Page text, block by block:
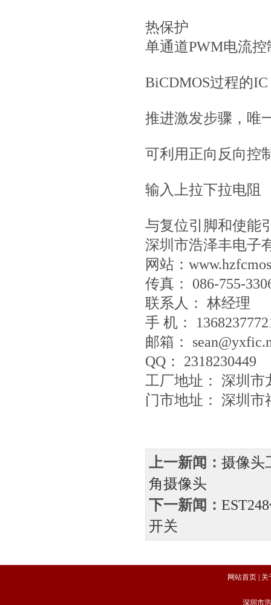
热保护
单通道PWM电流
BiCDMOS过程的IC
推进激发步骤，唯
可利用正向反向控
输入上拉下拉电阻
与复位引脚和使能
深圳市浩泽丰电子
网站：
传真： 086-755-
联系人： 林经
手 机：
邮箱：
QQ： 2318230449
工厂地址： 深圳市
门市地址： 深圳市
上一新闻： 摄像头
角摄像头
下一新闻：
开关
网站首页 关
深圳市